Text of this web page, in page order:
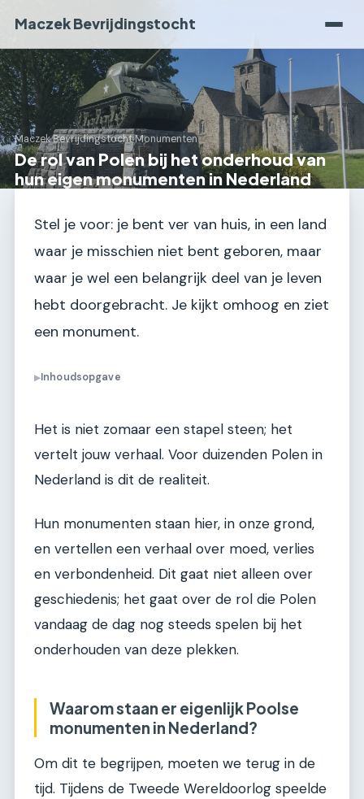
Maczek Bevrijdingstocht
Maczek Bevrijdingstocht›Monumenten
De rol van Polen bij het onderhoud van
hun eigen monumenten in Nederland
Stel je voor: je bent ver van huis, in een land
waar je misschien niet bent geboren, maar
waar je wel een belangrijk deel van je leven
hebt doorgebracht. Je kijkt omhoog en ziet
een monument.
▶Inhoudsopgave
Het is niet zomaar een stapel steen; het
vertelt jouw verhaal. Voor duizenden Polen in
Nederland is dit de realiteit.
Hun monumenten staan hier, in onze grond,
en vertellen een verhaal over moed, verlies
en verbondenheid. Dit gaat niet alleen over
geschiedenis; het gaat over de rol die Polen
vandaag de dag nog steeds spelen bij het
onderhouden van deze plekken.
Waarom staan er eigenlijk Poolse
monumenten in Nederland?
Om dit te begrijpen, moeten we terug in de
tijd. Tijdens de Tweede Wereldoorlog speelde